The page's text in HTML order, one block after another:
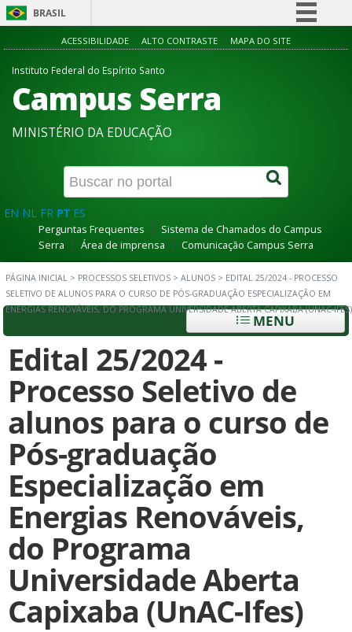
BRASIL
Simplifique!
Acesso à informação
Canais
ACESSIBILIDADE ALTO CONTRASTE MAPA DO SITE
Instituto Federal do Espírito Santo
Campus Serra
MINISTÉRIO DA EDUCAÇÃO
EN NL FR PT ES
Perguntas Frequentes
Sistema de Chamados do Campus
Serra
Área de imprensa Comunicação Campus Serra
PÁGINA INICIAL > PROCESSOS SELETIVOS > ALUNOS > EDITAL 25/2024 - PROCESSO
SELETIVO DE ALUNOS PARA O CURSO DE PÓS-GRADUAÇÃO ESPECIALIZAÇÃO EM
ENERGIAS RENOVÁVEIS, DO PROGRAMA UNIVERSIDADE ABERTA CAPIXABA (UNAC-IFES)
MENU
Edital 25/2024 -
Processo Seletivo de
alunos para o curso de
Pós-graduação
Especialização em
Energias Renováveis,
do Programa
Universidade Aberta
Capixaba (UnAC-Ifes)